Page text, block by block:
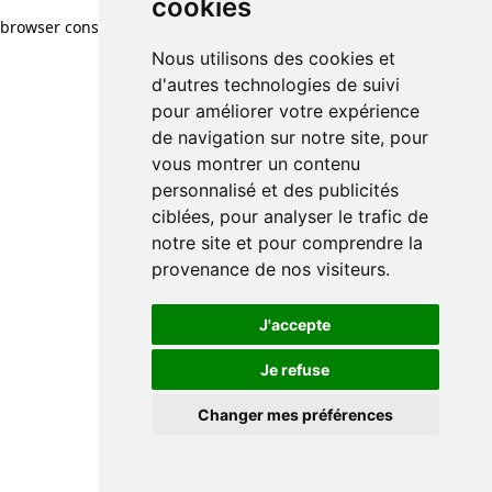
cookies
Nous utilisons des cookies et
d'autres technologies de suivi
pour améliorer votre expérience
de navigation sur notre site, pour
vous montrer un contenu
personnalisé et des publicités
ciblées, pour analyser le trafic de
notre site et pour comprendre la
provenance de nos visiteurs.
J'accepte
Je refuse
Changer mes préférences
browser console for more information)